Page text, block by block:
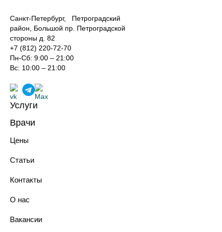
Санкт-Петербург, Петроградский
район, Большой пр. Петроградской
стороны д. 82
+7 (812) 220-72-70
Пн-Сб: 9:00 – 21:00
Вс: 10:00 – 21:00
Услуги
Лечение зубов
Реставрация зубов
Профилактика зубов
Протезирование зубов
Ортодонтия
Парадонтология лечения
Костультация у стоматолога
Врачи
Ортопеды
Ортодонты
Цены
Статьи
Контакты
О нас
Вакансии